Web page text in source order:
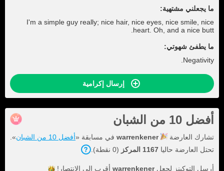
ما يجعلني مشتهية:
I'm a simple guy really; nice hair, nice eyes, nice smile, nice
heart. Oh, and a nice butt.
ما يطفئ شهوتي:
Negativity.
إرسال إكرامية
أفضل 10 من الشبان
تشارك العارضة warrenkener في مسابقة «أفضل 10 من الشبان
».
تحتل العارضة حاليا 1167 المركز (0 نقطة).
أرسل التوكينز لجعل warrenkener أقرب إلى الانتصار!